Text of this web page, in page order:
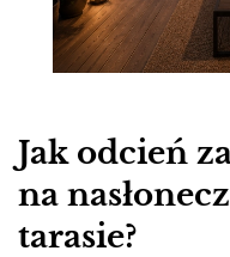
Jak odcień
na
tarasie?